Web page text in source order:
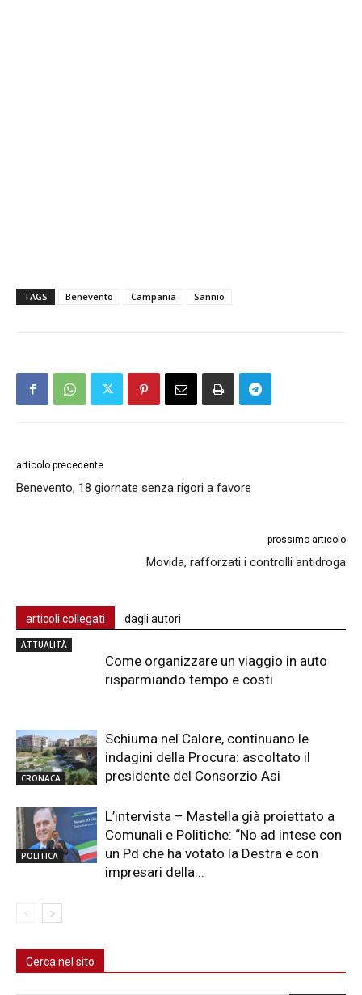
TAGS Benevento Campania Sannio
articolo precedente
Benevento, 18 giornate senza rigori a favore
prossimo articolo
Movida, rafforzati i controlli antidroga
articoli collegati dagli autori
ATTUALITÀ
Come organizzare un viaggio in auto
risparmiando tempo e costi
CRONACA
Schiuma nel Calore, continuano le
indagini della Procura: ascoltato il
presidente del Consorzio Asi
POLITICA
L’intervista – Mastella già proiettato a
Comunali e Politiche: “No ad intese con
un Pd che ha votato la Destra e con
impresari della...
Cerca nel sito